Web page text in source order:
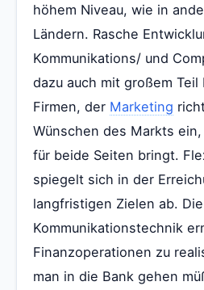
höhem Niveau, wie in
Ländern. Rasche
Kommunikations/ und
dazu auch mit großem
Firmen, der Marketing
Wünschen des Markts
für beide Seiten bringt.
spiegelt sich in der
langfristigen Zielen ab. Die
Kommunikationstechnik
Finanzoperationen zu
man in die Bank gehen